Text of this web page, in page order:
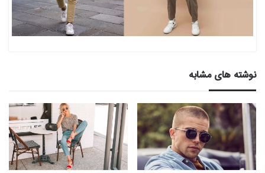
نوشته های مشابه